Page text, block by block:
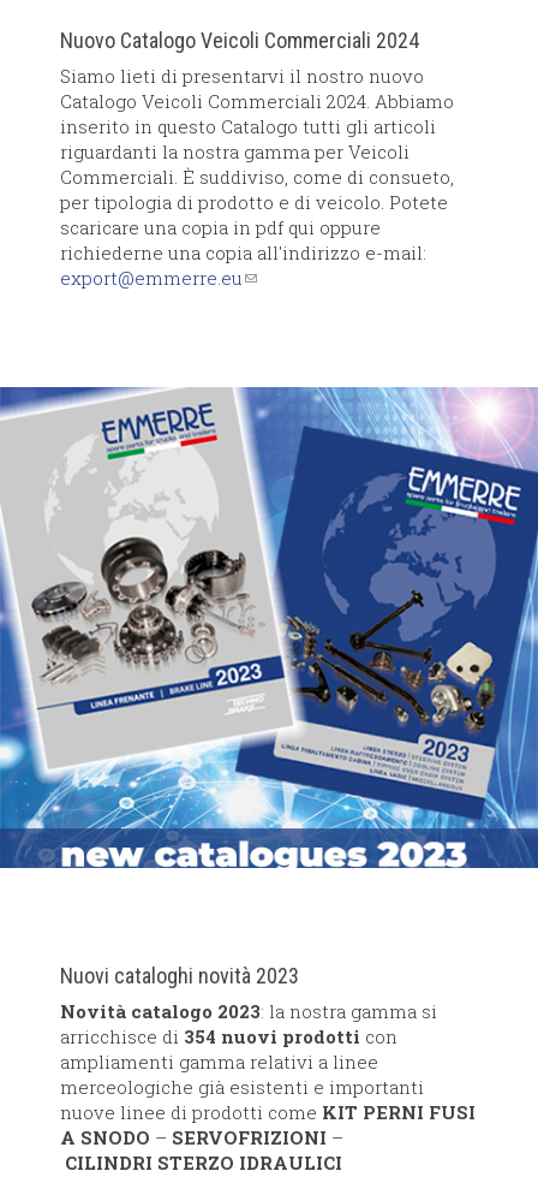
Nuovo Catalogo Veicoli Commerciali 2024
Siamo lieti di presentarvi il nostro nuovo
Catalogo Veicoli Commerciali 2024. Abbiamo
inserito in questo Catalogo tutti gli articoli
riguardanti la nostra gamma per Veicoli
Commerciali. È suddiviso, come di consueto,
per tipologia di prodotto e di veicolo. Potete
scaricare una copia in pdf qui oppure
richiederne una copia all'indirizzo e-mail:
export@emmerre.eu
Nuovi cataloghi novità 2023
Novità catalogo 2023: la nostra gamma si
arricchisce di 354 nuovi prodotti con
ampliamenti gamma relativi a linee
merceologiche già esistenti e importanti
nuove linee di prodotti come KIT PERNI FUSI
A SNODO – SERVOFRIZIONI –
CILINDRI STERZO IDRAULICI